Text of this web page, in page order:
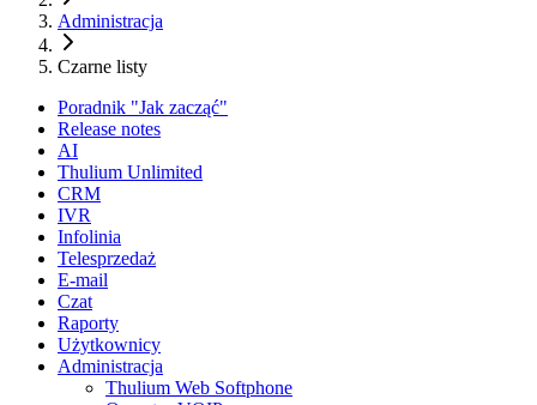
Administracja
Czarne listy
Poradnik "Jak zacząć"
Release notes
AI
Thulium Unlimited
CRM
IVR
Infolinia
Telesprzedaż
E-mail
Czat
Raporty
Użytkownicy
Administracja
Thulium Web Softphone